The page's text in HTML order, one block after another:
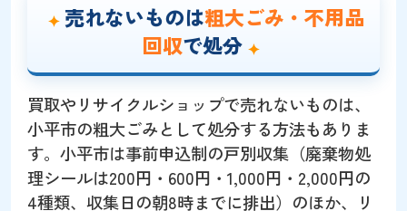
売れないものは粗大ごみ・不用品
回収で処分
買取やリサイクルショップで売れないものは、
小平市の粗大ごみとして処分する方法もありま
す。小平市は事前申込制の戸別収集（廃棄物処
理シールは200円・600円・1,000円・2,000円の
4種類、収集日の朝8時までに排出）のほか、リ